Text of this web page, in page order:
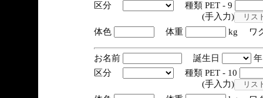
区分
種類 PET - 9
(手入力)
体色
体重 kg ワ
お名前 誕生日
区分
種類 PET - 10
(手入力)